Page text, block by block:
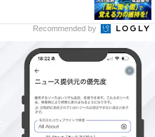
存在する仕事に対して期
、今の自分の仕事よりも
、つまり、自分が得意な
がより考えているようで
Recommended by